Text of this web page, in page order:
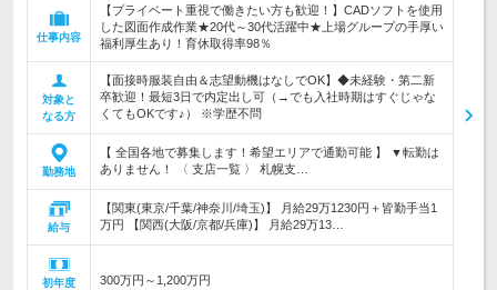
仕事内容
【プライベート重視で働きたい方も歓迎！】CADソフトを使用
した図面作成作業★20代～30代活躍中★上場グループの手厚い
福利厚生あり！育休取得率98％
対象と
なる方
【面接時服装自由＆志望動機はなしでOK】◆未経験・第二新
卒歓迎！最短3日で内定出し可（→でも入社時期はすぐじゃな
くてもOKです♪） ※学歴不問
勤務地
【 全国各地で募集します！希望エリアで通勤可能 】 ▼転勤は
ありません！ 〈 支店一覧 〉 札幌支…
給与
【関東(東京/千葉/神奈川/埼玉)】 月給29万1230円＋皆勤手当1
万円 【関西(大阪/京都/兵庫)】 月給29万13…
初年度
300万円～1,200万円